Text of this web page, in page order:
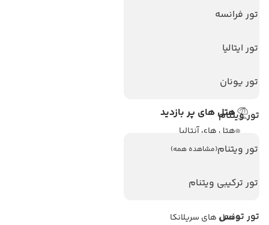
تور فرانسه
تور ایتالیا
تور یونان
تور ویتنام
تور ویتنام(مشاهده همه)
تور ترکیبی ویتنام
تور تونس
ویزا کانادا
تماس با ما
مجله گردشگری
هتل های پر بازدید
هتل های آنتالیا
هتل های استانبول
هتل های سریلانکا